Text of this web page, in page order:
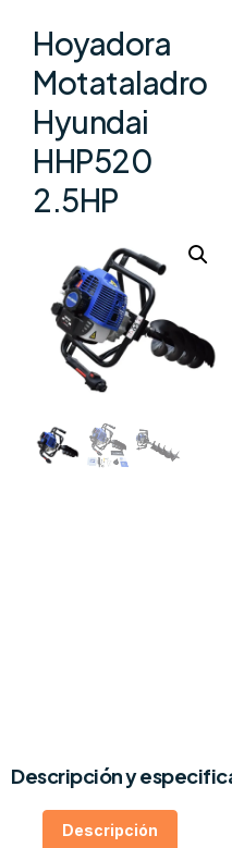
Hoyadora
Motataladro
Hyundai
HHP520
2.5HP
Descripción y
Descripción